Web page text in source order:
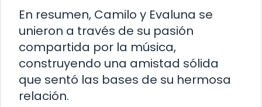
En resumen, Camilo y Evaluna se
unieron a través de su pasión
compartida por la música,
construyendo una amistad sólida
que sentó las bases de su hermosa
relación.